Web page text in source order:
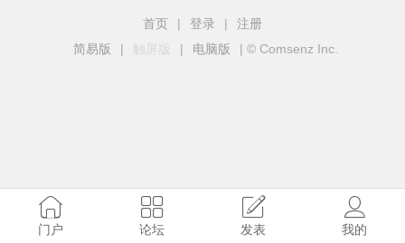
首页 | 登录 |
注册
简易版
| 触屏版 | 电脑版 | © Comsenz Inc.
门户 论坛 发表 我的